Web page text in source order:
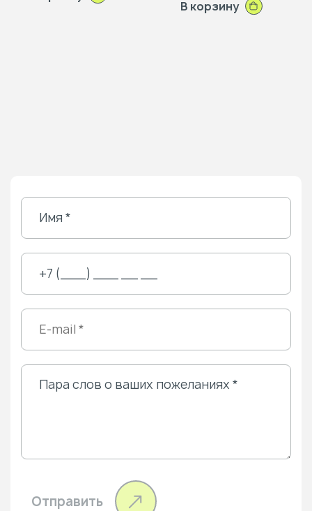
В корзину
Отправить